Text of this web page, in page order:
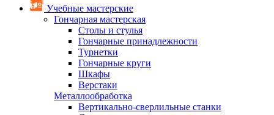
Учебные мастерские
Гончарная мастерская
Столы и стулья
Гончарные принадлежности
Турнетки
Гончарные круги
Шкафы
Верстаки
Металлообработка
Вертикально-сверлильные станки